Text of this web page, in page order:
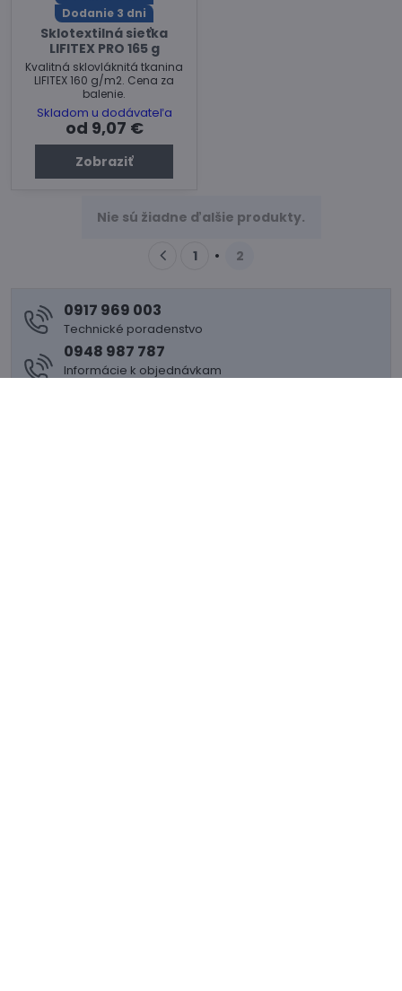
Dodanie 3 dni
Sklotextilná sieťka
LIFITEX PRO 165 g
Kvalitná sklovláknitá tkanina
LIFITEX 160 g/m2. Cena za
balenie.
Skladom u dodávateľa
od 9,07 €
Zobraziť
Nie sú žiadne ďalšie produkty.
1 2
0917 969 003
Technické poradenstvo
0948 987 787
Informácie k objednávkam